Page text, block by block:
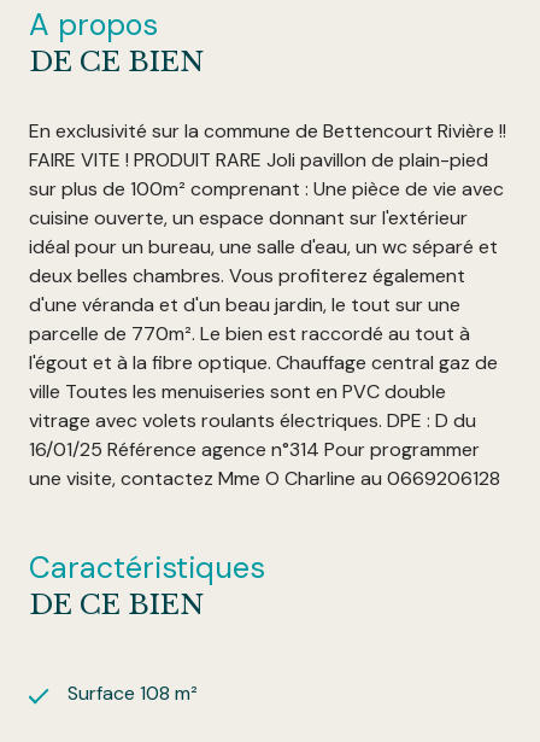
A propos
DE CE BIEN
En exclusivité sur la commune de Bettencourt Rivière !!
FAIRE VITE ! PRODUIT RARE Joli pavillon de plain-pied
sur plus de 100m² comprenant : Une pièce de vie avec
cuisine ouverte, un espace donnant sur l'extérieur
idéal pour un bureau, une salle d'eau, un wc séparé et
deux belles chambres. Vous profiterez également
d'une véranda et d'un beau jardin, le tout sur une
parcelle de 770m². Le bien est raccordé au tout à
l'égout et à la fibre optique. Chauffage central gaz de
ville Toutes les menuiseries sont en PVC double
vitrage avec volets roulants électriques. DPE : D du
16/01/25 Référence agence n°314 Pour programmer
une visite, contactez Mme O Charline au 0669206128
Caractéristiques
DE CE BIEN
Surface 108 m²